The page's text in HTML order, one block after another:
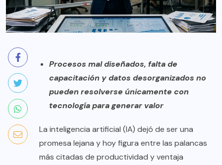
Procesos mal diseñados, falta de
capacitación y datos desorganizados no
pueden resolverse únicamente con
tecnología para generar valor
La inteligencia artificial (IA) dejó de ser una
promesa lejana y hoy figura entre las palancas
más citadas de productividad y ventaja